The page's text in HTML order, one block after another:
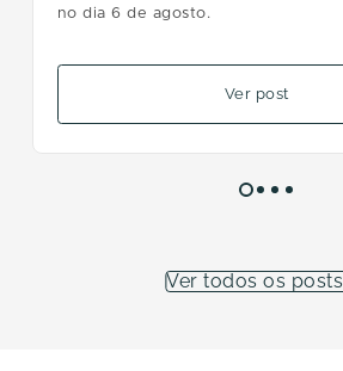
Ver todos os posts
no dia 6 de agosto.
Ver post